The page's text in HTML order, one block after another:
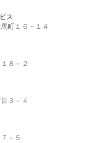
ス
町１６－１４
８－２
３－４
－５